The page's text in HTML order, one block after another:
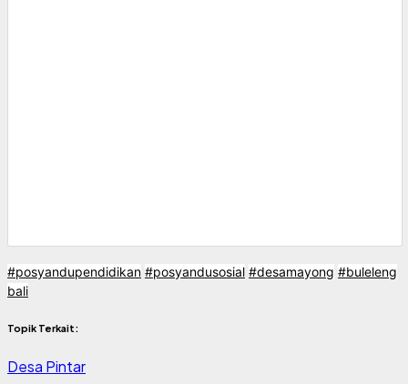
#posyandupendidikan #posyandusosial #desamayong #buleleng
bali
Topik Terkait:
Desa Pintar